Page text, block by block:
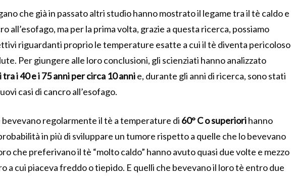
che già in passato altri studio hanno mostrato il legame tra il tè caldo e
all’esofago, ma per la prima volta, grazie a questa ricerca, possiamo
riguardanti proprio le temperature esatte a cui il tè diventa pericoloso
Per giungere alle loro conclusioni, gli scienziati hanno analizzato
i 40 e i 75 anni per circa 10 annie, durante gli anni di ricerca, sono stati
casi di cancro all’esofago.
bevevano regolarmente il tè a temperature di 60° C o superiorihanno
in più di sviluppare un tumore rispetto a quelle che lo bevevano
che preferivano il tè “molto caldo” hanno avuto quasi due volte e mezzo
a cui piaceva freddo o tiepido. E quelli che bevevano il loro tè entro due